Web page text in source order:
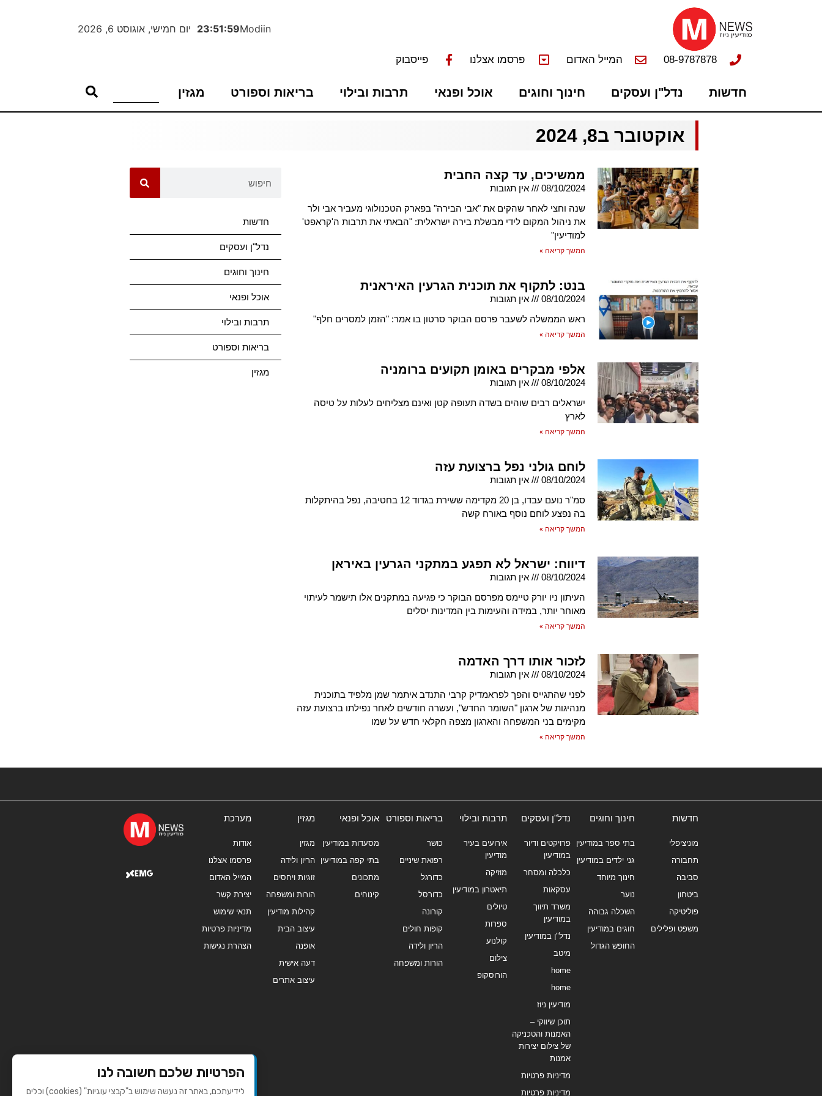
Modiin
23:52:00 יום חמישי, אוגוסט 6, 2026
08-9787878 המייל האדום פרסמו אצלנו פייסבוק
חדשות נדל"ן ועסקים חינוך וחוגים אוכל ופנאי תרבות ובילוי בריאות וספורט מגזין
אוקטובר ב8, 2024
ממשיכים, עד קצה החבית
08/10/2024
אין תגובות
שנה וחצי לאחר שהקים את "אבי הבירה" בפארק הטכנולוגי מעביר אבי ולר
את ניהול המקום לידי מבשלת בירה ישראלית: "הבאתי את תרבות ה'קראפט'
למודיעין"
המשך קריאה »
בנט: לתקוף את תוכנית הגרעין האיראנית
08/10/2024
אין תגובות
ראש הממשלה לשעבר פרסם הבוקר סרטון בו אמר: "הזמן למסרים חלף"
המשך קריאה »
אלפי מבקרים באומן תקועים ברומניה
08/10/2024
אין תגובות
ישראלים רבים שוהים בשדה תעופה קטן ואינם מצליחים לעלות על טיסה
לארץ
המשך קריאה »
לוחם גולני נפל ברצועת עזה
08/10/2024
אין תגובות
סמ"ר נועם עבדו, בן 20 מקדימה ששירת בגדוד 12 בחטיבה, נפל בהיתקלות
בה נפצע לוחם נוסף באורח קשה
המשך קריאה »
דיווח: ישראל לא תפגע במתקני הגרעין באיראן
08/10/2024
אין תגובות
העיתון ניו יורק טיימס מפרסם הבוקר כי פגיעה במתקנים אלו תישמר לעיתוי
מאוחר יותר, במידה והעימות בין המדינות יסלים
המשך קריאה »
לזכור אותו דרך האדמה
08/10/2024
אין תגובות
לפני שהתגייס והפך לפראמדיק קרבי התנדב איתמר שמן מלפיד בתוכנית
מנהיגות של ארגון "השומר החדש", ועשרה חודשים לאחר נפילתו ברצועת עזה
מקימים בני המשפחה והארגון מצפה חקלאי חדש על שמו
המשך קריאה »
חדשות
נדל"ן ועסקים
חינוך וחוגים
אוכל ופנאי
תרבות ובילוי
בריאות וספורט
מגזין
חדשות
מוניציפלי
תחבורה
סביבה
ביטחון
פוליטיקה
משפט ופלילים
חינוך וחוגים
בתי ספר במודיעין
גני ילדים במודיעין
חינוך מיוחד
נוער
השכלה גבוהה
חוגים במודיעין
החופש הגדול
נדל"ן ועסקים
פרויקטים ודיור
במודיעין
כלכלה ומסחר
עסקאות
משרד תיווך
במודיעין
נדל"ן במודיעין
מיטב
home
home
מודיעין ניוז
תוכן שיווקי –
האמנות והטכניקה
של צילום יצירות
אמנות
מדיניות פרטיות
מדיניות פרטיות
תרבות ובילוי
אירועים בעיר
מודיעין
מוזיקה
תיאטרון במודיעין
טיולים
ספרות
קולנוע
צילום
הורוסקופ
בריאות וספורט
כושר
רפואת שיניים
כדורגל
כדורסל
קורונה
קופות חולים
הריון ולידה
הורות ומשפחה
אוכל ופנאי
מסעדות במודיעין
בתי קפה במודיעין
מתכונים
קינוחים
מגזין
מגזין
הריון ולידה
זוגיות ויחסים
הורות ומשפחה
קהילות מודיעין
עיצוב הבית
אופנה
דעה אישית
עיצוב אתרים
מערכת
אודות
פרסמו אצלנו
המייל האדום
יצירת קשר
תנאי שימוש
מדיניות פרטיות
הצהרת נגישות
הפרטיות שלכם חשובה לנו
לידיעתכם, באתר זה נעשה שימוש ב"קבצי עוגיות" (cookies) וכלים